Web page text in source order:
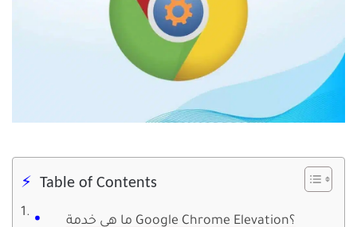
Table of Contents
ما هي خدمة Google Chrome Elevation؟